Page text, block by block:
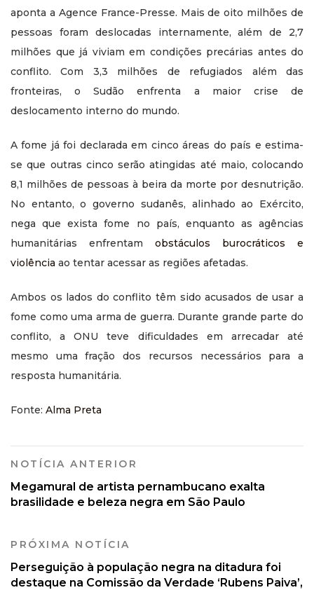
aponta a Agence France-Presse. Mais de oito milhões de
pessoas foram deslocadas internamente, além de 2,7
milhões que já viviam em condições precárias antes do
conflito. Com 3,3 milhões de refugiados além das
fronteiras, o Sudão enfrenta a maior crise de
deslocamento interno do mundo.
A fome já foi declarada em cinco áreas do país e estima-
se que outras cinco serão atingidas até maio, colocando
8,1 milhões de pessoas à beira da morte por desnutrição.
No entanto, o governo sudanês, alinhado ao Exército,
nega que exista fome no país, enquanto as agências
humanitárias enfrentam obstáculos burocráticos e
violência ao tentar acessar as regiões afetadas.
Ambos os lados do conflito têm sido acusados de usar a
fome como uma arma de guerra. Durante grande parte do
conflito, a ONU teve dificuldades em arrecadar até
mesmo uma fração dos recursos necessários para a
resposta humanitária.
Fonte: Alma Preta
NOTÍCIA ANTERIOR
Megamural de artista pernambucano exalta
brasilidade e beleza negra em São Paulo
PRÓXIMA NOTÍCIA
Perseguição à população negra na ditadura foi
destaque na Comissão da Verdade ‘Rubens Paiva’,